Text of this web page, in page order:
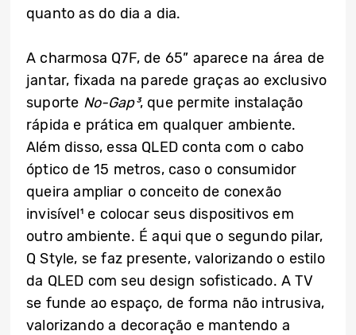
quanto as do dia a dia.
A charmosa Q7F, de 65” aparece na área de
jantar, fixada na parede graças ao exclusivo
suporte No-Gap³, que permite instalação
rápida e prática em qualquer ambiente.
Além disso, essa QLED conta com o cabo
óptico de 15 metros, caso o consumidor
queira ampliar o conceito de conexão
invisível¹ e colocar seus dispositivos em
outro ambiente. É aqui que o segundo pilar,
Q Style, se faz presente, valorizando o estilo
da QLED com seu design sofisticado. A TV
se funde ao espaço, de forma não intrusiva,
valorizando a decoração e mantendo a